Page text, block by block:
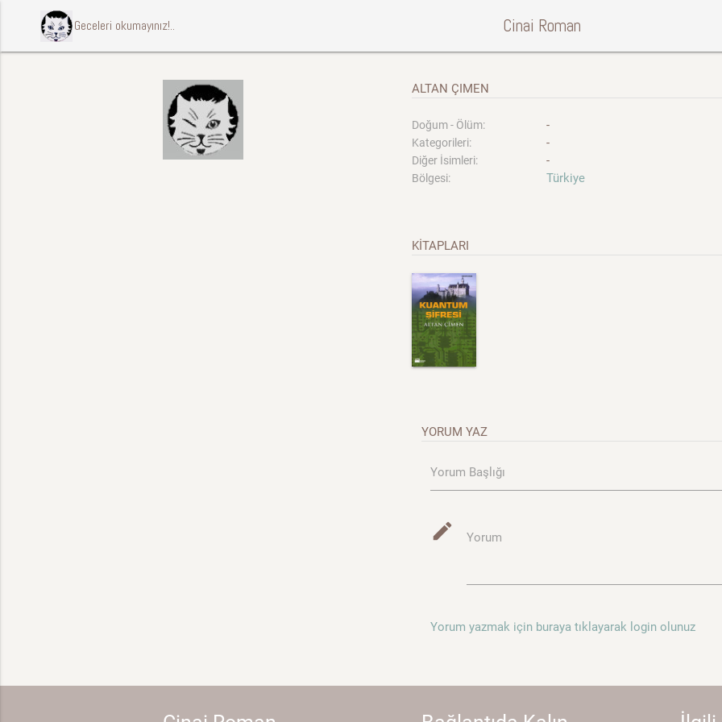
ccccci Geceleri okumayınız!.. Cinai Roman
ALTAN ÇIMEN
Doğum - Ölüm: -
Kategorileri: -
Diğer İsimleri: -
Bölgesi: Türkiye
KİTAPLARI
YORUM YAZ
Yorum Başlığı
mode_edit Yorum
Yorum yazmak için buraya tıklayarak login olunuz